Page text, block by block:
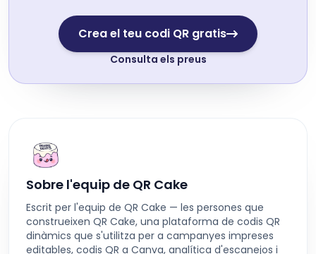
Crea el teu codi QR gratis
Consulta els preus
Sobre l'equip de QR Cake
Escrit per l'equip de QR Cake — les persones que
construeixen QR Cake, una plataforma de codis QR
dinàmics que s'utilitza per a campanyes impreses
editables, codis QR a Canva, analítica d'escanejos i